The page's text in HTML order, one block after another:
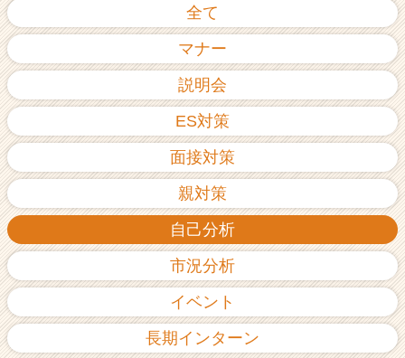
全て
マナー
説明会
ES対策
面接対策
親対策
自己分析
市況分析
イベント
長期インターン